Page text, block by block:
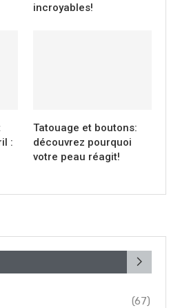
incroyables!
:
Tatouage et boutons:
découvrez pourquoi
votre peau réagit!
(67)